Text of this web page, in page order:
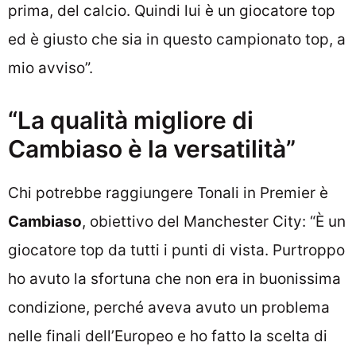
prima, del calcio. Quindi lui è un giocatore top
ed è giusto che sia in questo campionato top, a
mio avviso”.
“La qualità migliore di
Cambiaso è la versatilità”
Chi potrebbe raggiungere Tonali in Premier è
Cambiaso, obiettivo del Manchester City: “È un
giocatore top da tutti i punti di vista. Purtroppo
ho avuto la sfortuna che non era in buonissima
condizione, perché aveva avuto un problema
nelle finali dell’Europeo e ho fatto la scelta di